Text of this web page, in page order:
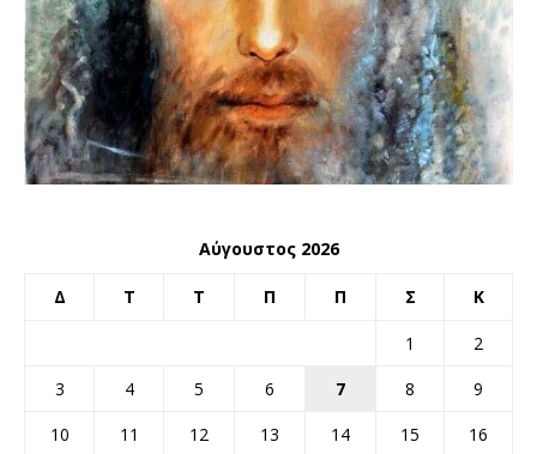
Αύγουστος 2026
Δ Τ Τ Π Π Σ Κ
1
2
3
4 5 6 7 8
9
10
11 12 13 14 15
16